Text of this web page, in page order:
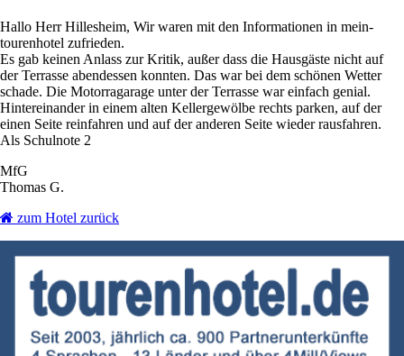
Hallo Herr Hillesheim, Wir waren mit den Informationen in mein-
tourenhotel zufrieden.
Es gab keinen Anlass zur Kritik, außer dass die Hausgäste nicht auf
der Terrasse abendessen konnten. Das war bei dem schönen Wetter
schade. Die Motorragarage unter der Terrasse war einfach genial.
Hintereinander in einem alten Kellergewölbe rechts parken, auf der
einen Seite reinfahren und auf der anderen Seite wieder rausfahren.
Als Schulnote 2
MfG
Thomas G.
zum Hotel zurück